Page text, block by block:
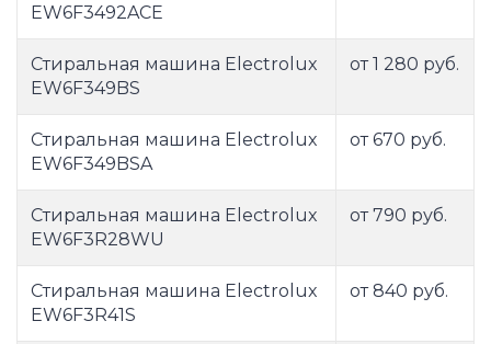
EW6F3492ACE
Стиральная машина Electrolux
EW6F349BS
от 1 280 руб.
Стиральная машина Electrolux
EW6F349BSA
от 670 руб.
Стиральная машина Electrolux
EW6F3R28WU
от 790 руб.
Стиральная машина Electrolux
EW6F3R41S
от 840 руб.